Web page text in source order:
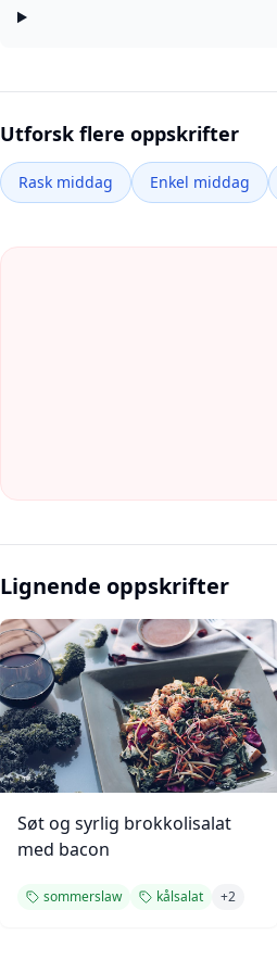
Utforsk flere oppskrifter
Rask middag Enkel middag
Lignende oppskrifter
Søt og syrlig brokkolisalat
med bacon
sommerslaw kålsalat +2